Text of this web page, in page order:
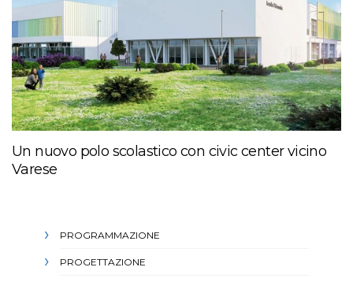
Un nuovo polo scolastico con civic center vicino
Varese
PROGRAMMAZIONE
PROGETTAZIONE